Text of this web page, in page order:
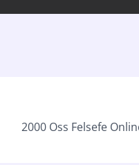
2000 Oss Felsefe